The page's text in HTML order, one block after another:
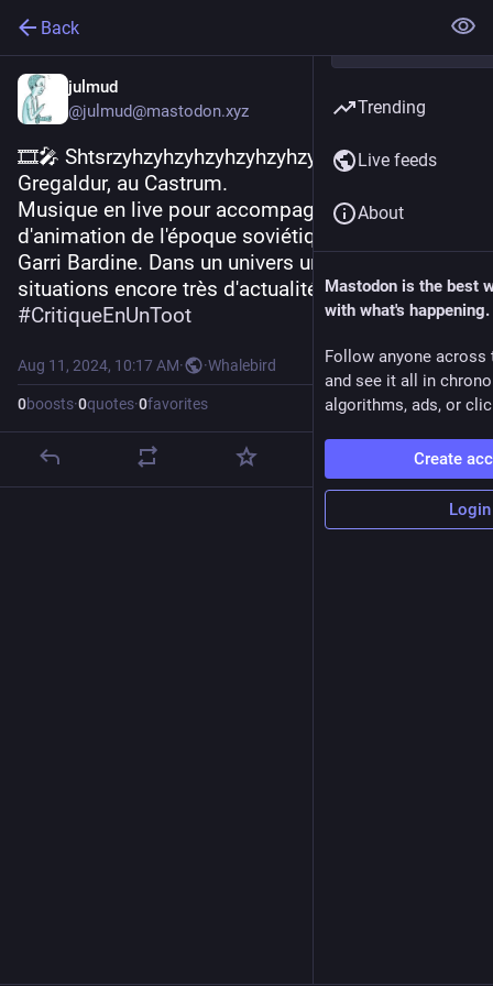
Back
julmud
@julmud@mastodon.xyz
🎞️🎤 Shtsrzyhzyhzyhzyhzyhzyhzyhzyhzyhtj. De
Gregaldur, au Castrum.
Musique en live pour accompagner des films
d'animation de l'époque soviétique réalisés par
Garri Bardine. Dans un univers un peu désuet, des
situations encore très d'actualité. Un joli plaisir.
#CritiqueEnUnToot
Aug 11, 2024, 10:17 AM· ·Whalebird
0boosts·0quotes·0favorites
Trending
Live feeds
About
Mastodon is the best
with what's happening.
Follow anyone across
and see it all in
algorithms, ads, or
Create
Login